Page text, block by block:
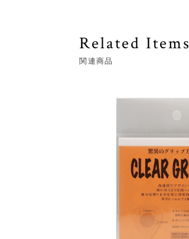
Related Items
関連商品